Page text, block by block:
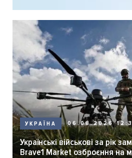
УКРАЇНА 06.08.2026
Українські військові за рік
Brave1 Market озброєння на